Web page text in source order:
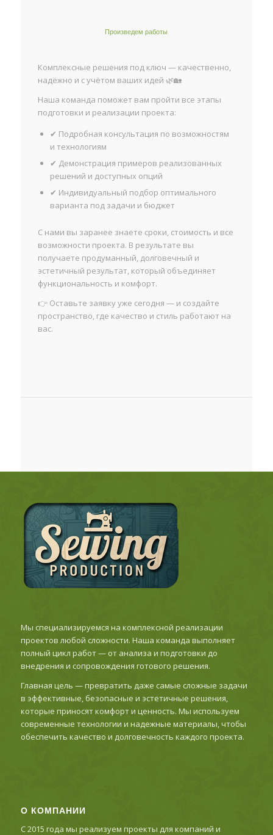
Произведем работы
Комплексные решения под ключ — качественно,
надёжно и с учётом ваших идей 🌿🏡
Наша команда поможет вам пройти все этапы
подготовки и реализации проекта:
✔ Подробная консультация по возможностям
и технологиям
✔ Демонстрация примеров реализованных
решений и доступных опций
✔ Индивидуальный подбор оптимального
варианта под задачи и бюджет
С нами вы заранее знаете сроки, стоимость и все
возможности проекта. В результате вы
получаете продуманный, долговечный и
эстетичный результат, который объединяет
функциональность и комфорт.
👉 Оставьте заявку уже сегодня — и создайте
пространство, где качество и стиль работают на
вас.
Мы специализируемся на комплексной реализации
проектов любой сложности. Наша команда выполняет
полный цикл работ — от анализа и подготовки до
внедрения и сопровождения готового решения.
Главная цель — превратить даже самые сложные задачи
в эффективные, безопасные и эстетичные решения,
которые приносят комфорт и ценность. Мы используем
современные технологии и надежные материалы, чтобы
обеспечить качество и долговечность каждого проекта.
О КОМПАНИИ
С 2015 года мы реализуем проекты для компаний и